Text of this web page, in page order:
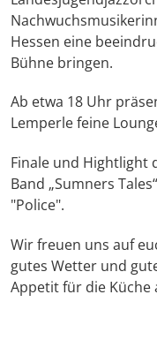
Hessen eine
Bühne bringen.
Ab etwa 18 Uhr
Lemperle feine
Finale und Hightlight
Band „Sumners
"Police".
Wir freuen uns auf
gutes Wetter und
Appetit für die Küche